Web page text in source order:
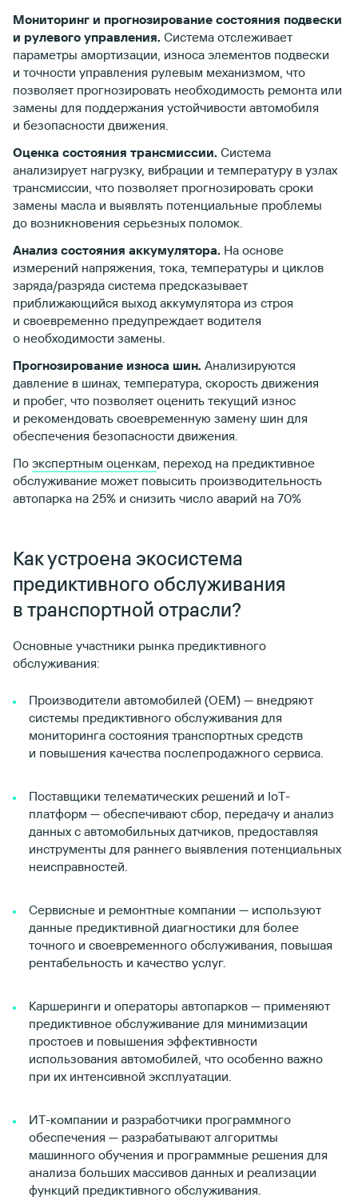
Мониторинг и прогнозирование состояния подвески
и рулевого управления. Система отслеживает
параметры амортизации, износа элементов подвески
и точности управления рулевым механизмом, что
позволяет прогнозировать необходимость ремонта или
замены для поддержания устойчивости автомобиля
и безопасности движения.
Оценка состояния трансмиссии. Система
анализирует нагрузку, вибрации и температуру в узлах
трансмиссии, что позволяет прогнозировать сроки
замены масла и выявлять потенциальные проблемы
до возникновения серьезных поломок.
Анализ состояния аккумулятора. На основе
измерений напряжения, тока, температуры и циклов
заряда/разряда система предсказывает
приближающийся выход аккумулятора из строя
и своевременно предупреждает водителя
о необходимости замены.
Прогнозирование износа шин. Анализируются
давление в шинах, температура, скорость движения
и пробег, что позволяет оценить текущий износ
и рекомендовать своевременную замену шин для
обеспечения безопасности движения.
По экспертным оценкам, переход на предиктивное
обслуживание может повысить производительность
автопарка на 25% и снизить число аварий на 70%
Как устроена экосистема
предиктивного обслуживания
в транспортной отрасли?
Основные участники рынка предиктивного
обслуживания:
Производители автомобилей (OEM) — внедряют
системы предиктивного обслуживания для
мониторинга состояния транспортных средств
и повышения качества послепродажного сервиса.
Поставщики телематических решений и IoT-
платформ — обеспечивают сбор, передачу и анализ
данных с автомобильных датчиков, предоставляя
инструменты для раннего выявления потенциальных
неисправностей.
Сервисные и ремонтные компании — используют
данные предиктивной диагностики для более
точного и своевременного обслуживания, повышая
рентабельность и качество услуг.
Каршеринги и операторы автопарков — применяют
предиктивное обслуживание для минимизации
простоев и повышения эффективности
использования автомобилей, что особенно важно
при их интенсивной эксплуатации.
ИТ-компании и разработчики программного
обеспечения — разрабатывают алгоритмы
машинного обучения и программные решения для
анализа больших массивов данных и реализации
функций предиктивного обслуживания.